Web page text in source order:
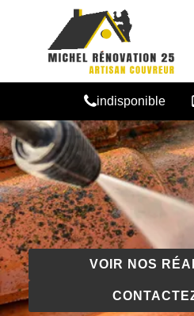
indisponible
VOIR NOS